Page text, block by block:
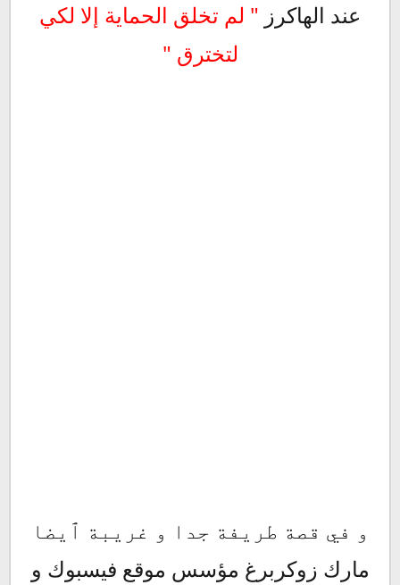
عند الهاكرز " لم تخلق الحماية إلا لكي
لتخترق "
و في قصة طريفة جدا و غريبة ٱيضا
مارك زوكربرغ مؤسس موقع فيسبوك و